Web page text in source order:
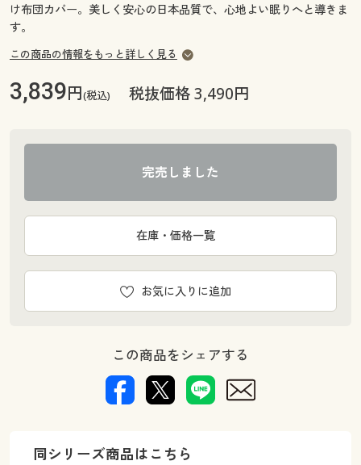
よくある質問とお問い合わせ
け布団カバー。美しく安心の日本品質で、心地よい眠りへと導きま
す。
この商品の情報をもっと詳しく見る
3,839円(税込) 税抜価格 3,490円
完売しました
お気に入りに追加
在庫・価格一覧
この商品をシェアする
同シリーズ商品はこちら